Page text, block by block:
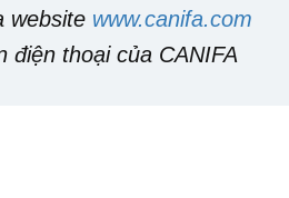
website www.canifa.com
điện thoại của CANIFA